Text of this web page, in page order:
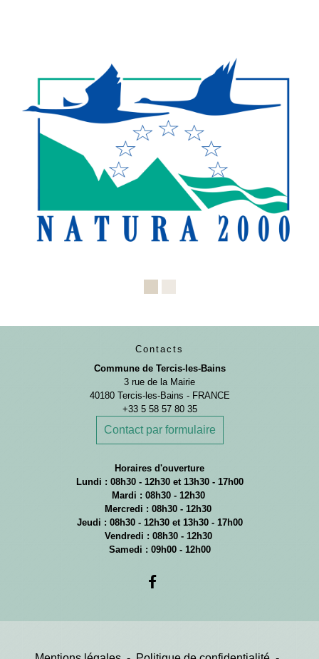
Contacts
Commune de Tercis-les-Bains
3 rue de la Mairie
40180 Tercis-les-Bains - FRANCE
+33 5 58 57 80 35
Contact par formulaire
Horaires d'ouverture
Lundi : 08h30 - 12h30 et 13h30 - 17h00
Mardi : 08h30 - 12h30
Mercredi : 08h30 - 12h30
Jeudi : 08h30 - 12h30 et 13h30 - 17h00
Vendredi : 08h30 - 12h30
Samedi : 09h00 - 12h00